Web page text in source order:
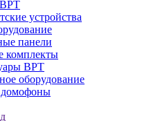
устройства
панели
комплекты
BPT
оборудование